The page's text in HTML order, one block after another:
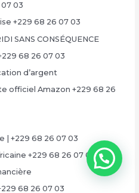
03
+229 68 26 07 03
SANS CONSÉQUENCE
68 26 07 03
d’argent
officiel Amazon +229 68 26
| +229 68 26 07 03
+229 68 26 07 03
68 26 07 03